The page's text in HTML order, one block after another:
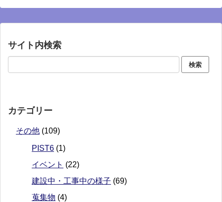
サイト内検索
カテゴリー
その他 (109)
PIST6 (1)
イベント (22)
建設中・工事中の様子 (69)
蒐集物 (4)